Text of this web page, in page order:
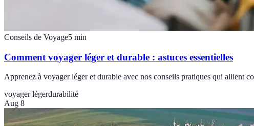
Conseils de Voyage5 min
Comment voyager léger et durable : astuces essentielles
Apprenez à voyager léger et durable avec nos conseils pratiques qui allient
voyager légerdurabilité
Aug 8